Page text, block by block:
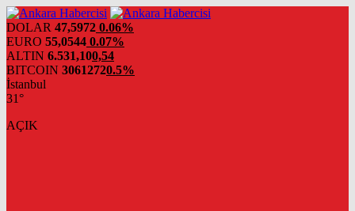
DOLAR 47,5972 0.06%
EURO 55,0544 0.07%
ALTIN 6.531,100,54
BITCOIN 30612720.5%
İstanbul
31°
AÇIK